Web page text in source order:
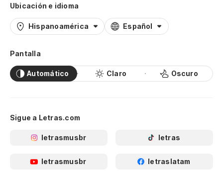
Ubicación e idioma
Hispanoamérica Español
Pantalla
Automático Claro Oscuro
Sigue a Letras.com
letrasmusbr letras
letrasmusbr letraslatam